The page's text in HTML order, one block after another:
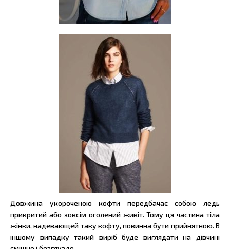
Довжина укороченою кофти передбачає собою ледь
прикритий або зовсім оголений живіт. Тому ця частина тіла
жінки, надевающей таку кофту, повинна бути прийнятною. В
іншому випадку такий виріб буде виглядати на дівчині